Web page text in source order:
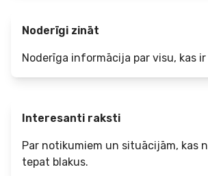
Noderīgi zināt
Noderīga informācija par visu, kas ir
Interesanti raksti
Par notikumiem un situācijām, kas
tepat blakus.